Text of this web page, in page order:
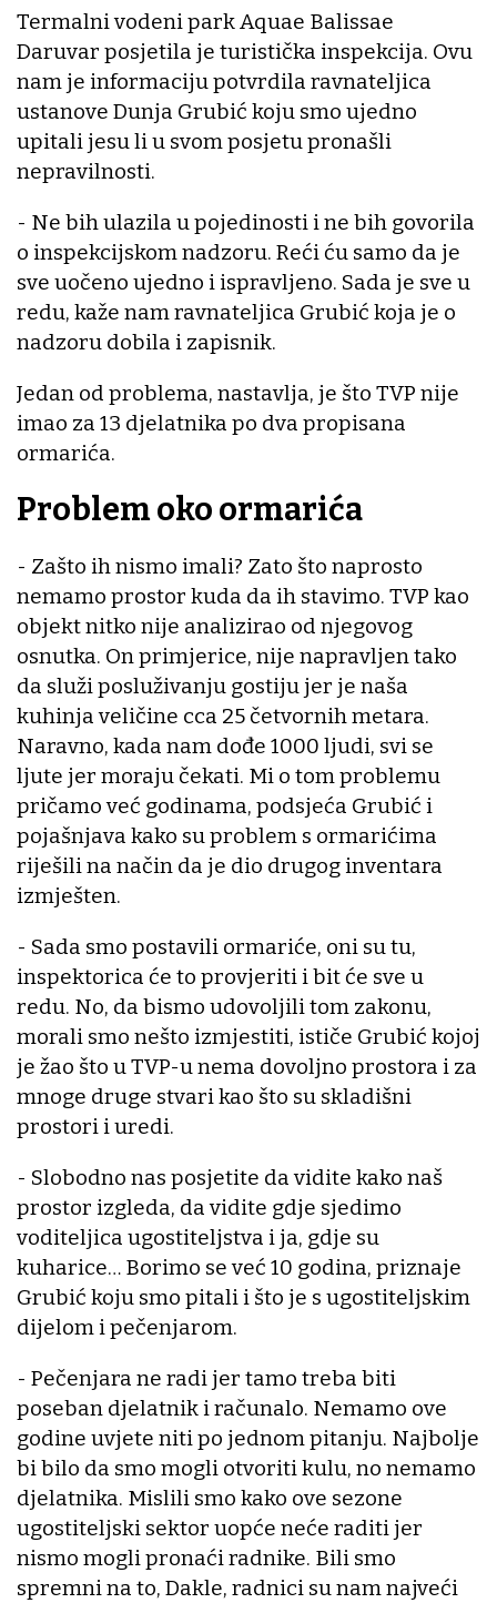
Termalni vodeni park Aquae Balissae
Daruvar posjetila je turistička inspekcija. Ovu
nam je informaciju potvrdila ravnateljica
ustanove Dunja Grubić koju smo ujedno
upitali jesu li u svom posjetu pronašli
nepravilnosti.
- Ne bih ulazila u pojedinosti i ne bih govorila
o inspekcijskom nadzoru. Reći ću samo da je
sve uočeno ujedno i ispravljeno. Sada je sve u
redu, kaže nam ravnateljica Grubić koja je o
nadzoru dobila i zapisnik.
Jedan od problema, nastavlja, je što TVP nije
imao za 13 djelatnika po dva propisana
ormarića.
Problem oko ormarića
- Zašto ih nismo imali? Zato što naprosto
nemamo prostor kuda da ih stavimo. TVP kao
objekt nitko nije analizirao od njegovog
osnutka. On primjerice, nije napravljen tako
da služi posluživanju gostiju jer je naša
kuhinja veličine cca 25 četvornih metara.
Naravno, kada nam dođe 1000 ljudi, svi se
ljute jer moraju čekati. Mi o tom problemu
pričamo već godinama, podsjeća Grubić i
pojašnjava kako su problem s ormarićima
riješili na način da je dio drugog inventara
izmješten.
- Sada smo postavili ormariće, oni su tu,
inspektorica će to provjeriti i bit će sve u
redu. No, da bismo udovoljili tom zakonu,
morali smo nešto izmjestiti, ističe Grubić kojoj
je žao što u TVP-u nema dovoljno prostora i za
mnoge druge stvari kao što su skladišni
prostori i uredi.
- Slobodno nas posjetite da vidite kako naš
prostor izgleda, da vidite gdje sjedimo
voditeljica ugostiteljstva i ja, gdje su
kuharice… Borimo se već 10 godina, priznaje
Grubić koju smo pitali i što je s ugostiteljskim
dijelom i pečenjarom.
- Pečenjara ne radi jer tamo treba biti
poseban djelatnik i računalo. Nemamo ove
godine uvjete niti po jednom pitanju. Najbolje
bi bilo da smo mogli otvoriti kulu, no nemamo
djelatnika. Mislili smo kako ove sezone
ugostiteljski sektor uopće neće raditi jer
nismo mogli pronaći radnike. Bili smo
spremni na to, Dakle, radnici su nam najveći